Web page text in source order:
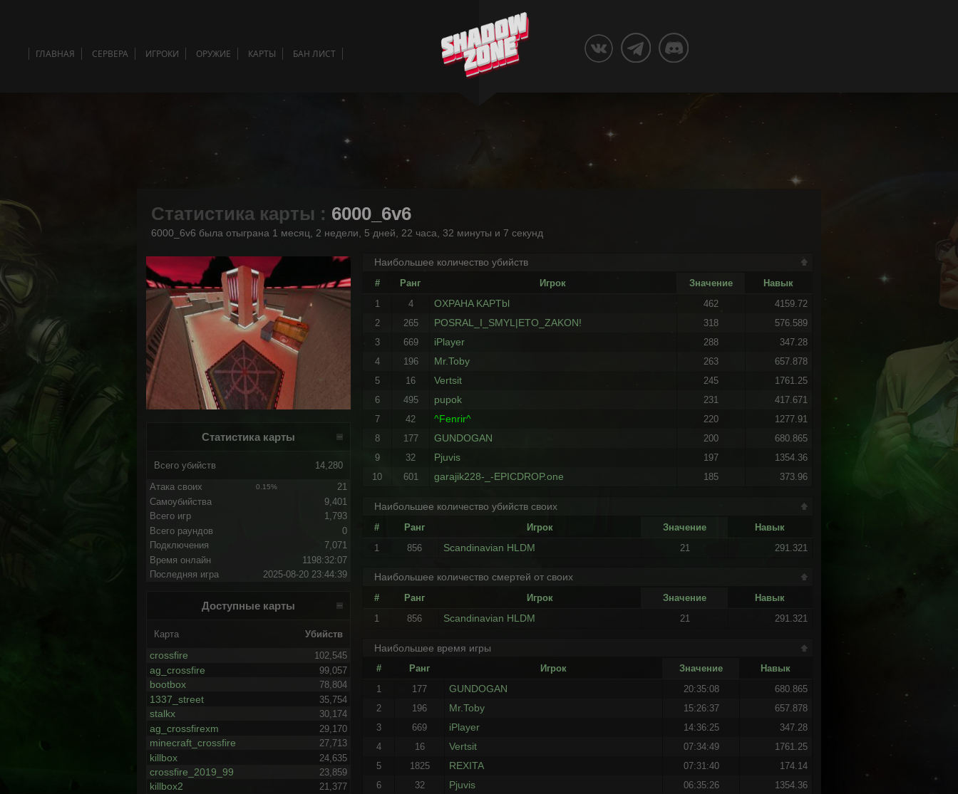
ГЛАВНАЯ СЕРВЕРА ИГРОКИ ОРУЖИЕ КАРТЫ БАН ЛИСТ
Статистика карты : 6000_6v6
6000_6v6 была отыграна 1 месяц, 2 недели, 5 дней, 22 часа, 32 минуты и 7 секунд
Статистика карты
Всего убийств 14,280
Атака своих 0.15%
21
Самоубийства
9,401
Всего игр
1,793
Всего раундов
0
Подключения
7,071
Время онлайн
1198:32:07
Последняя игра
2025-08-20 23:44:39
Доступные карты
Карта Убийств
crossfire 102,545
ag_crossfire 99,057
bootbox 78,804
1337_street 35,754
stalkx 30,174
ag_crossfirexm 29,170
minecraft_crossfire 27,713
killbox 24,635
crossfire_2019_99 23,859
killbox2 21,377
Наибольшее количество убийств
# Ранг Игрок Значение
Навык
1
4 OXPAHA KAPTbl 462
4159.72
2
265 POSRAL_I_SMYL|ETO_ZAKON! 318
576.589
3
669 iPlayer 288
347.28
4
196 Mr.Toby 263
657.878
5
16 Vertsit 245
1761.25
6
495 pupok 231
417.671
7
42 ^Fenrir^ 220
1277.91
8
177 GUNDOGAN 200
680.865
9
32 Pjuvis 197
1354.36
10
601 garajik228-_-EPICDROP.one 185 373.96
Наибольшее количество убийств своих
# Ранг Игрок Значение
Навык
1
856 Scandinavian HLDM 21 291.321
Наибольшее количество смертей от своих
# Ранг Игрок Значение
Навык
1
856 Scandinavian HLDM 21 291.321
Наибольшее время игры
# Ранг Игрок Значение
Навык
1
177 GUNDOGAN 20:35:08
680.865
2
196 Mr.Toby 15:26:37
657.878
3
669 iPlayer 14:36:25
347.28
4
16 Vertsit 07:34:49
1761.25
5
1825 REXITA 07:31:40
174.14
6
32 Pjuvis 06:35:26
1354.36